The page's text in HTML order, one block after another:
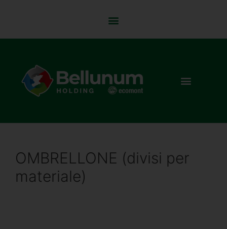
OMBRELLONE (divisi per
materiale)